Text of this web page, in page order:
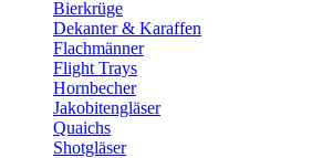
Bierkrüge
Dekanter & Karaffen
Flachmänner
Flight Trays
Hornbecher
Jakobitengläser
Quaichs
Shotgläser